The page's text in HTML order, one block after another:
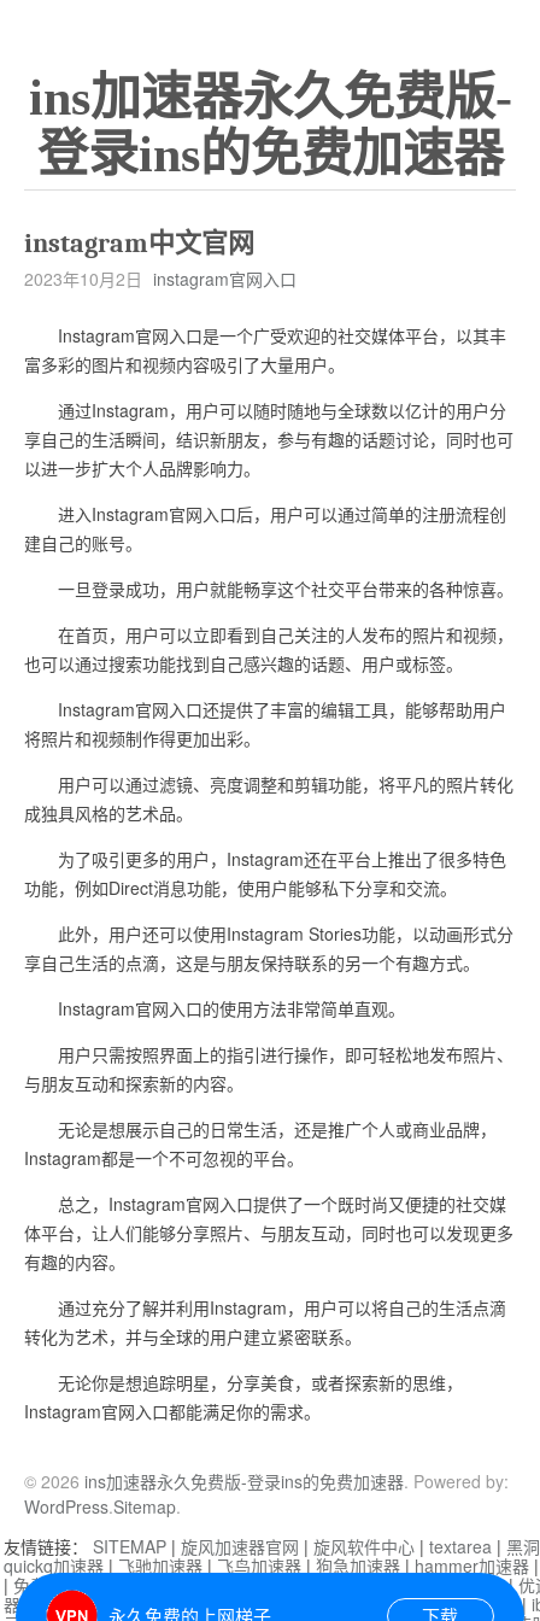
ins加速器永久免费版-
登录ins的免费加速器
instagram中文官网
2023年10月2日 instagram官网入口
Instagram官网入口是一个广受欢迎的社交媒体平台，以其丰
富多彩的图片和视频内容吸引了大量用户。
通过Instagram，用户可以随时随地与全球数以亿计的用户分
享自己的生活瞬间，结识新朋友，参与有趣的话题讨论，同时也可
以进一步扩大个人品牌影响力。
进入Instagram官网入口后，用户可以通过简单的注册流程创
建自己的账号。
一旦登录成功，用户就能畅享这个社交平台带来的各种惊喜。
在首页，用户可以立即看到自己关注的人发布的照片和视频，
也可以通过搜索功能找到自己感兴趣的话题、用户或标签。
Instagram官网入口还提供了丰富的编辑工具，能够帮助用户
将照片和视频制作得更加出彩。
用户可以通过滤镜、亮度调整和剪辑功能，将平凡的照片转化
成独具风格的艺术品。
为了吸引更多的用户，Instagram还在平台上推出了很多特色
功能，例如Direct消息功能，使用户能够私下分享和交流。
此外，用户还可以使用Instagram Stories功能，以动画形式分
享自己生活的点滴，这是与朋友保持联系的另一个有趣方式。
Instagram官网入口的使用方法非常简单直观。
用户只需按照界面上的指引进行操作，即可轻松地发布照片、
与朋友互动和探索新的内容。
无论是想展示自己的日常生活，还是推广个人或商业品牌，
Instagram都是一个不可忽视的平台。
总之，Instagram官网入口提供了一个既时尚又便捷的社交媒
体平台，让人们能够分享照片、与朋友互动，同时也可以发现更多
有趣的内容。
通过充分了解并利用Instagram，用户可以将自己的生活点滴
转化为艺术，并与全球的用户建立紧密联系。
无论你是想追踪明星，分享美食，或者探索新的思维，
Instagram官网入口都能满足你的需求。
© 2026 ins加速器永久免费版-登录ins的免费加速器. Powered by:
WordPress.Sitemap.
永久免费的上网梯子 下载
友情链接： SITEMAP | 旋风加速器官网 | 旋风软件中心 | textarea | 黑
quickq加速器 | 飞驰加速器 | 飞鸟加速器 | 狗急加速器 | hammer加速器
| 免费vqn加速外网 迷雾通|优
器| 快柠檬加速器|黑洞加速 |falemon 快橙加速器|anycast加速器 |